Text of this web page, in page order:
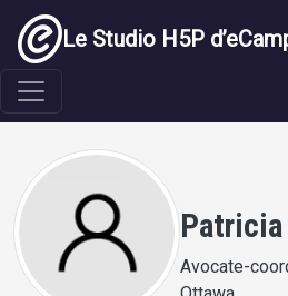
Aller au contenu principal
Le Studio H5P
Avocate-